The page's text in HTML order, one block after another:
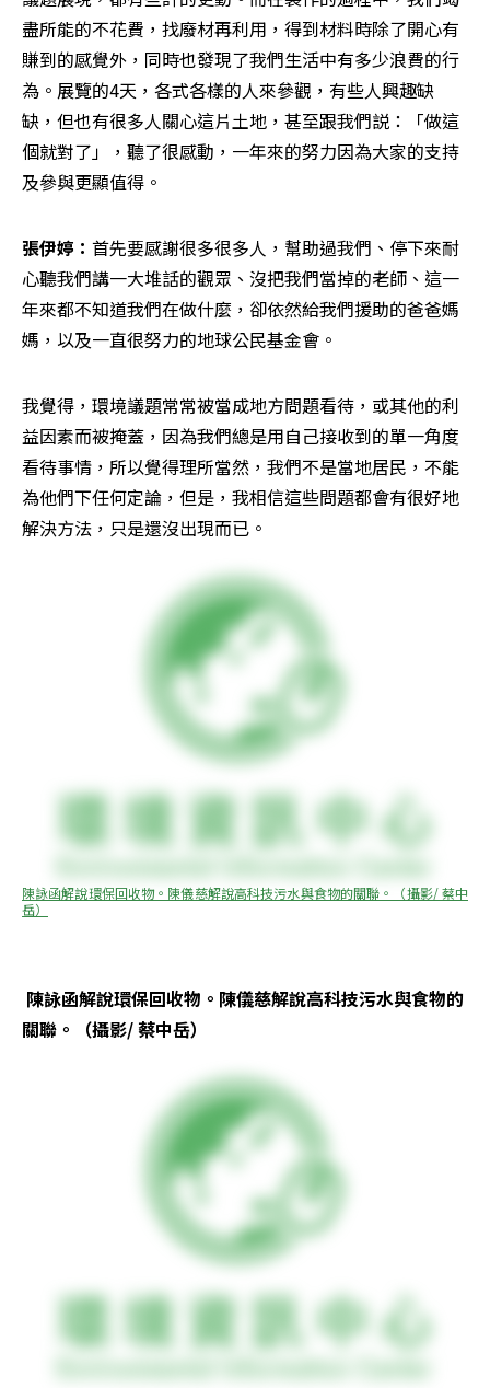
盡所能的不花費，找廢材再利用，得到材料時除了開心有
賺到的感覺外，同時也發現了我們生活中有多少浪費的行
為。展覽的4天，各式各樣的人來參觀，有些人興趣缺
缺，但也有很多人關心這片土地，甚至跟我們説：「做這
個就對了」，聽了很感動，一年來的努力因為大家的支持
及參與更顯值得。
張伊婷： 首先要感謝很多很多人，幫助過我們、停下來耐
心聽我們講一大堆話的觀眾、沒把我們當掉的老師、這一
年來都不知道我們在做什麼，卻依然給我們援助的爸爸媽
媽，以及一直很努力的地球公民基金會。
我覺得，環境議題常常被當成地方問題看待，或其他的利
益因素而被掩蓋，因為我們總是用自己接收到的單一角度
看待事情，所以覺得理所當然，我們不是當地居民，不能
為他們下任何定論，但是，我相信這些問題都會有很好地
解決方法，只是還沒出現而已。
陳詠函解說環保回收物。陳儀慈解說高科技污水與食物的關聯。（攝影/ 蔡中
岳）
陳詠函解說環保回收物。陳儀慈解說高科技污水與食物的
關聯。（攝影/ 蔡中岳）